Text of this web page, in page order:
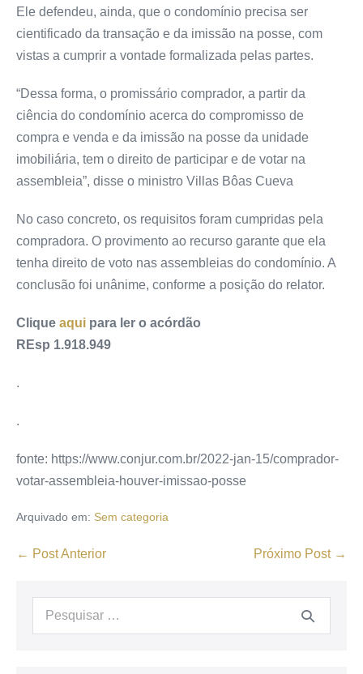
Ele defendeu, ainda, que o condomínio precisa ser
cientificado da transação e da imissão na posse, com
vistas a cumprir a vontade formalizada pelas partes.
“Dessa forma, o promissário comprador, a partir da
ciência do condomínio acerca do compromisso de
compra e venda e da imissão na posse da unidade
imobiliária, tem o direito de participar e de votar na
assembleia”, disse o ministro Villas Bôas Cueva
No caso concreto, os requisitos foram cumpridas pela
compradora. O provimento ao recurso garante que ela
tenha direito de voto nas assembleias do condomínio. A
conclusão foi unânime, conforme a posição do relator.
Clique aqui para ler o acórdão
REsp 1.918.949
.
.
fonte: https://www.conjur.com.br/2022-jan-15/comprador-
votar-assembleia-houver-imissao-posse
Arquivado em: Sem categoria
← Post Anterior Próximo Post →